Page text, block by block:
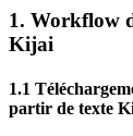
1. Workflow
Kijai
1.1
partir de texte